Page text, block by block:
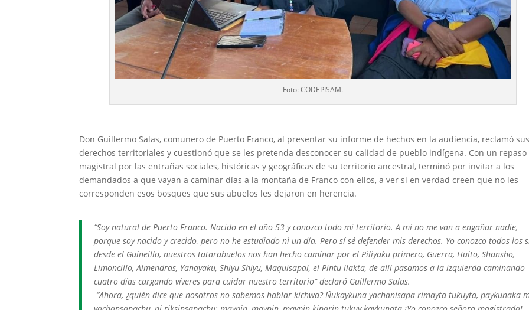
Foto: CODEPISAM.
Don Guillermo Salas, comunero de Puerto Franco, al presentar su informe de hechos en la audiencia, reclamó sus
derechos territoriales y cuestionó que se les pretenda desconocer su calidad de pueblo indígena. Con un repaso
magistral por las entrañas sociales, históricas y geográficas de su territorio ancestral, terminó por invitar a los
demandados a que vayan a caminar días a la montaña de Franco con ellos, a ver si en verdad creen que no les
corresponden esos bosques que sus abuelos les dejaron en herencia.
“Soy natural de Puerto Franco. Nacido en el año 53 y conozco todo mi territorio. A mí no me van a engañar nadie,
porque soy nacido y crecido, pero no he estudiado ni un día. Pero sí sé defender mis derechos. Yo conozco todos los
desde el Guineillo, nuestros tatarabuelos nos han hecho caminar por el Piliyaku primero, Guerra, Huito, Shansho,
Limoncillo, Almendras, Yanayaku, Shiyu Shiyu, Maquisapal, el Pintu llakta, de allí pasamos a la izquierda caminando
cuatro días cargando víveres para cuidar nuestro territorio” declaró Guillermo Salas.
“Ahora, ¿quién dice que nosotros no sabemos hablar kichwa? Ñukaykuna yachanisapa rimayta tukuyta, paykunaka